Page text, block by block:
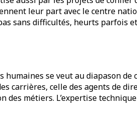
leur part avec le centre
sans difficultés, heurts parfois
humaines se veut au diapason
carrières, celle des agents de
des métiers. L’expertise